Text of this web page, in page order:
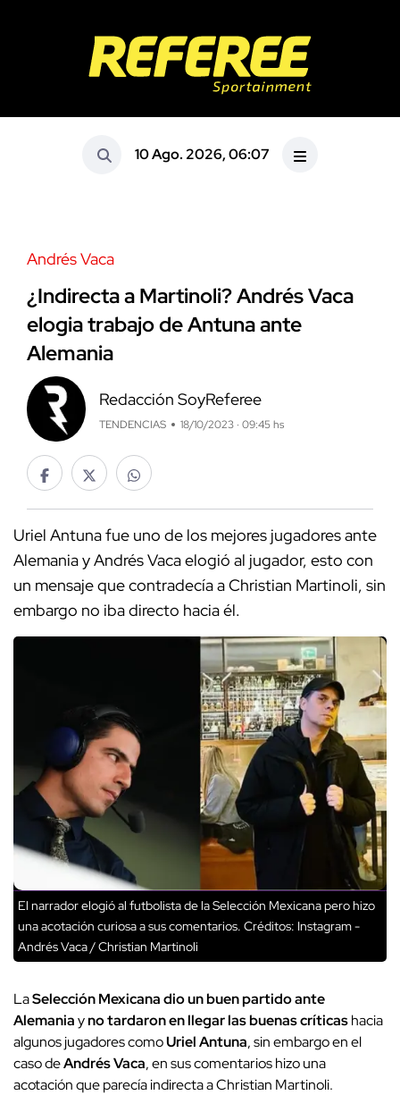
10 Ago. 2026, 06:07
Andrés Vaca
¿Indirecta a Martinoli? Andrés Vaca
elogia trabajo de Antuna ante
Alemania
Redacción SoyReferee
TENDENCIAS 18/10/2023 · 09:45 hs
Uriel Antuna fue uno de los mejores jugadores ante
Alemania y Andrés Vaca elogió al jugador, esto con
un mensaje que contradecía a Christian Martinoli, sin
embargo no iba directo hacia él.
El narrador elogió al futbolista de la Selección Mexicana pero hizo
una acotación curiosa a sus comentarios. Créditos: Instagram -
Andrés Vaca / Christian Martinoli
LaSelección Mexicana dio un buen partido ante
Alemaniayno tardaron en llegar las buenas críticashacia
algunos jugadores comoUriel Antuna, sin embargo en el
caso deAndrés Vaca, en sus comentarios hizo una
acotación que parecía indirecta a Christian Martinoli.